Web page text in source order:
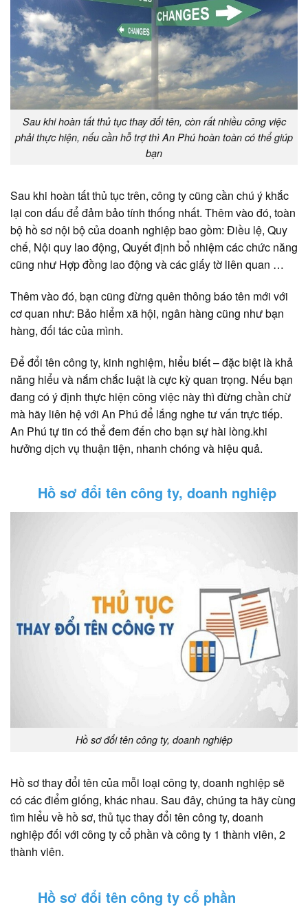
Sau khi hoàn tất thủ tục thay đổi tên, còn rất nhiều công việc
phải thực hiện, nếu cần hỗ trợ thì An Phú hoàn toàn có thể giúp
bạn
Sau khi hoàn tất thủ tục trên, công ty cũng cần chú ý khắc
lại con dấu để đảm bảo tính thống nhất. Thêm vào đó, toàn
bộ hồ sơ nội bộ của doanh nghiệp bao gồm: Điều lệ, Quy
chế, Nội quy lao động, Quyết định bổ nhiệm các chức năng
cũng như Hợp đồng lao động và các giấy tờ liên quan …
Thêm vào đó, bạn cũng đừng quên thông báo tên mới với
cơ quan như: Bảo hiểm xã hội, ngân hàng cũng như bạn
hàng, đối tác của mình.
Để đổi tên công ty, kinh nghiệm, hiểu biết – đặc biệt là khả
năng hiểu và nắm chắc luật là cực kỳ quan trọng. Nếu bạn
đang có ý định thực hiện công việc này thì đừng chần chừ
mà hãy liên hệ với An Phú để lắng nghe tư vấn trực tiếp.
An Phú tự tin có thể đem đến cho bạn sự hài lòng.khi
hưởng dịch vụ thuận tiện, nhanh chóng và hiệu quả.
Hồ sơ đổi tên công ty, doanh nghiệp
Hồ sơ đổi tên công ty, doanh nghiệp
Hồ sơ thay đổi tên của mỗi loại công ty, doanh nghiệp sẽ
có các điểm giống, khác nhau. Sau đây, chúng ta hãy cùng
tìm hiểu về hồ sơ, thủ tục thay đổi tên công ty, doanh
nghiệp đối với công ty cổ phần và công ty 1 thành viên, 2
thành viên.
Hồ sơ đổi tên công ty cổ phần